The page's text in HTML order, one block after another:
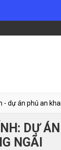
- dự án phú an
DỰ
NGÃI